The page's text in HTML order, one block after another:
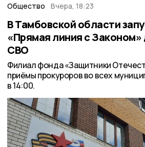
Общество Вчера, 18:23
В Тамбовской области
«Прямая линия с Законом»
СВО
Филиал фонда «Защитники
приёмы прокуроров во всех
в 14:00.